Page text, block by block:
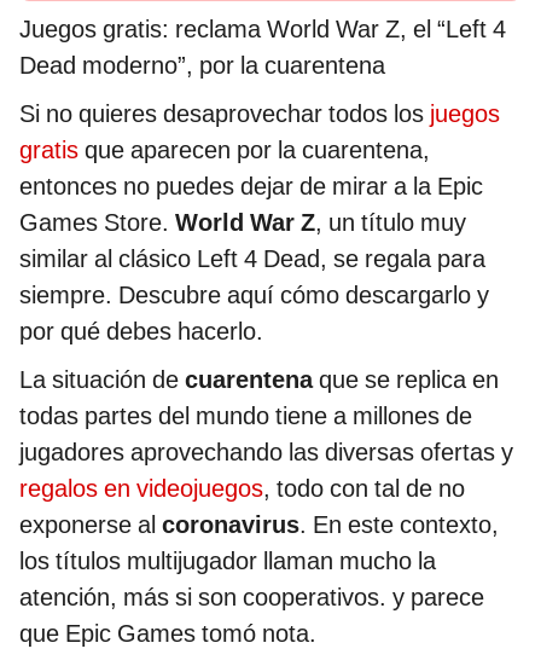
Juegos gratis: reclama World War Z, el “Left 4
Dead moderno”, por la cuarentena
Si no quieres desaprovechar todos los juegos
gratis que aparecen por la cuarentena,
entonces no puedes dejar de mirar a la Epic
Games Store. World War Z, un título muy
similar al clásico Left 4 Dead, se regala para
siempre. Descubre aquí cómo descargarlo y
por qué debes hacerlo.
La situación de cuarentenaque se replica en
todas partes del mundo tiene a millones de
jugadores aprovechando las diversas ofertas y
regalos en videojuegos, todo con tal de no
exponerse al coronavirus. En este contexto,
los títulos multijugador llaman mucho la
atención, más si son cooperativos. y parece
que Epic Games tomó nota.